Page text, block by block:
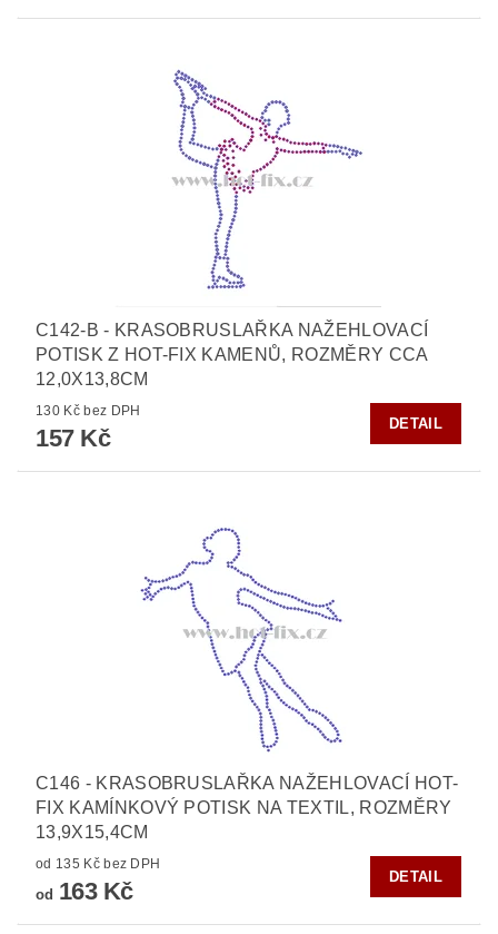
C142-B - KRASOBRUSLAŘKA NAŽEHLOVACÍ
POTISK Z HOT-FIX KAMENŮ, ROZMĚRY CCA
12,0X13,8CM
130 Kč bez DPH
157 Kč
DETAIL
C146 - KRASOBRUSLAŘKA NAŽEHLOVACÍ HOT-
FIX KAMÍNKOVÝ POTISK NA TEXTIL, ROZMĚRY
13,9X15,4CM
od 135 Kč bez DPH
od 163 Kč
DETAIL